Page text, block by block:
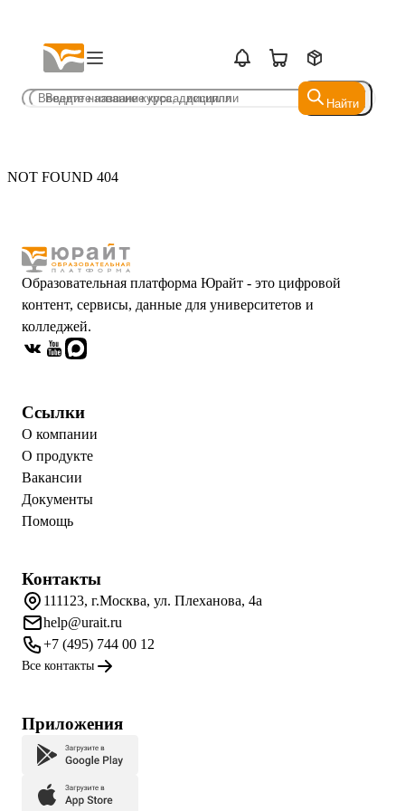
Найти
Найти
NOT FOUND 404
Образовательная платформа Юрайт - это цифровой
контент, сервисы, данные для университетов и
колледжей.
Ссылки
О компании
О продукте
Вакансии
Документы
Помощь
Контакты
111123, г.Москва, ул. Плеханова, 4а
help@urait.ru
+7 (495) 744 00 12
Все контакты
Приложения